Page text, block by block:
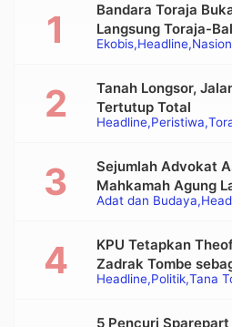
Ekobis Headline
Bandara Toraja
Langsung Toraja-
Headline Peristiwa
Tanah Longsor,
Tertutup Total
Adat dan Budaya
Sejumlah Advokat
Mahkamah Agung
Alat Berat pada
Headline Politik Tana
KPU Tetapkan
Zadrak Tombe
Bupati Tana Toraja
5 Pencuri